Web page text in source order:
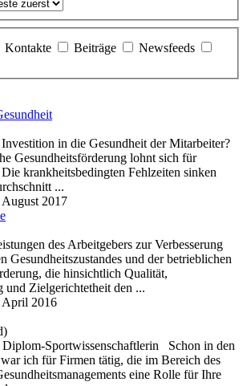
Kontakte Beiträge
Newsfeeds
in die Gesundheit der Mitarbeiter?
Gesundheitsförderung lohnt sich für
krankheitsbedingten Fehlzeiten sinken
...
2017
des Arbeitgebers zur Verbesserung
Gesundheitszustandes und derbetrieblichen
die hinsichtlich Qualität,
und Zielgerichtetheit den ...
April 2016
Diplom-Sportwissenschaftlerin Schon in den
war ich für Firmen tätig, die im Bereich des
eine Rolle für Ihre